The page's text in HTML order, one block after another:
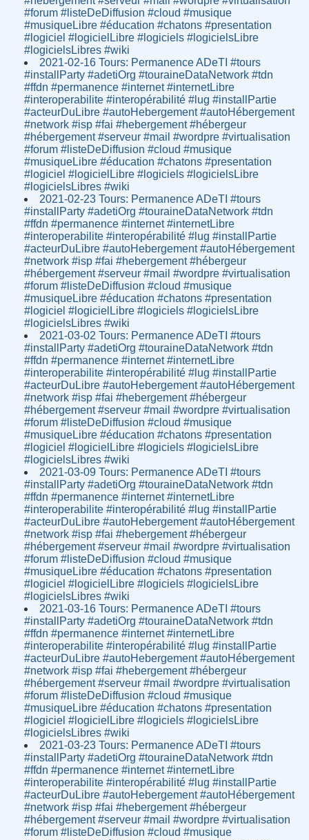
#forum #listeDeDiffusion #cloud #musique
#musiqueLibre #éducation #chatons #presentation
#logiciel #logicielLibre #logiciels #logicielsLibre
#logicielsLibres #wiki
2021-02-16 Tours: Permanence ADeTI #tours
#installParty #adetiOrg #touraineDataNetwork #tdn
#ffdn #permanence #internet #internetLibre
#interoperabilite #interopérabilité #lug #installPartie
#acteurDuLibre #autoHebergement #autoHébergement
#network #isp #fai #hebergement #hébergeur
#hébergement #serveur #mail #wordpre #virtualisation
#forum #listeDeDiffusion #cloud #musique
#musiqueLibre #éducation #chatons #presentation
#logiciel #logicielLibre #logiciels #logicielsLibre
#logicielsLibres #wiki
2021-02-23 Tours: Permanence ADeTI #tours
#installParty #adetiOrg #touraineDataNetwork #tdn
#ffdn #permanence #internet #internetLibre
#interoperabilite #interopérabilité #lug #installPartie
#acteurDuLibre #autoHebergement #autoHébergement
#network #isp #fai #hebergement #hébergeur
#hébergement #serveur #mail #wordpre #virtualisation
#forum #listeDeDiffusion #cloud #musique
#musiqueLibre #éducation #chatons #presentation
#logiciel #logicielLibre #logiciels #logicielsLibre
#logicielsLibres #wiki
2021-03-02 Tours: Permanence ADeTI #tours
#installParty #adetiOrg #touraineDataNetwork #tdn
#ffdn #permanence #internet #internetLibre
#interoperabilite #interopérabilité #lug #installPartie
#acteurDuLibre #autoHebergement #autoHébergement
#network #isp #fai #hebergement #hébergeur
#hébergement #serveur #mail #wordpre #virtualisation
#forum #listeDeDiffusion #cloud #musique
#musiqueLibre #éducation #chatons #presentation
#logiciel #logicielLibre #logiciels #logicielsLibre
#logicielsLibres #wiki
2021-03-09 Tours: Permanence ADeTI #tours
#installParty #adetiOrg #touraineDataNetwork #tdn
#ffdn #permanence #internet #internetLibre
#interoperabilite #interopérabilité #lug #installPartie
#acteurDuLibre #autoHebergement #autoHébergement
#network #isp #fai #hebergement #hébergeur
#hébergement #serveur #mail #wordpre #virtualisation
#forum #listeDeDiffusion #cloud #musique
#musiqueLibre #éducation #chatons #presentation
#logiciel #logicielLibre #logiciels #logicielsLibre
#logicielsLibres #wiki
2021-03-16 Tours: Permanence ADeTI #tours
#installParty #adetiOrg #touraineDataNetwork #tdn
#ffdn #permanence #internet #internetLibre
#interoperabilite #interopérabilité #lug #installPartie
#acteurDuLibre #autoHebergement #autoHébergement
#network #isp #fai #hebergement #hébergeur
#hébergement #serveur #mail #wordpre #virtualisation
#forum #listeDeDiffusion #cloud #musique
#musiqueLibre #éducation #chatons #presentation
#logiciel #logicielLibre #logiciels #logicielsLibre
#logicielsLibres #wiki
2021-03-23 Tours: Permanence ADeTI #tours
#installParty #adetiOrg #touraineDataNetwork #tdn
#ffdn #permanence #internet #internetLibre
#interoperabilite #interopérabilité #lug #installPartie
#acteurDuLibre #autoHebergement #autoHébergement
#network #isp #fai #hebergement #hébergeur
#hébergement #serveur #mail #wordpre #virtualisation
#forum #listeDeDiffusion #cloud #musique